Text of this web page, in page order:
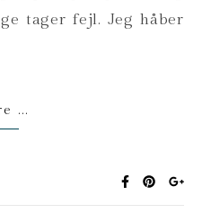
tager fejl. Jeg håber
...